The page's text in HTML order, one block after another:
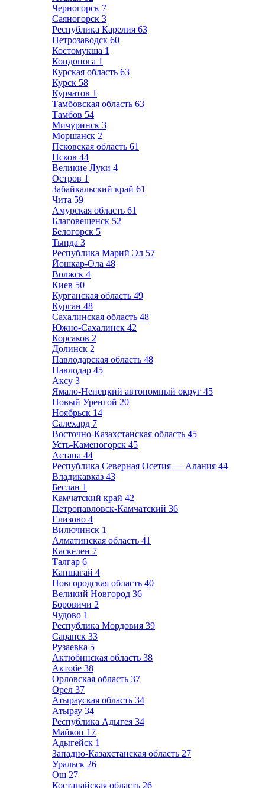
Черногорск 7
Саяногорск 3
Республика Карелия 63
Петрозаводск 60
Костомукша 1
Кондопога 1
Курская область 63
Курск 58
Курчатов 1
Тамбовская область 63
Тамбов 54
Мичуринск 3
Моршанск 2
Псковская область 61
Псков 44
Великие Луки 4
Остров 1
Забайкальский край 61
Чита 59
Амурская область 61
Благовещенск 52
Белогорск 5
Тында 3
Республика Марий Эл 57
Йошкар-Ола 48
Волжск 4
Киев 50
Курганская область 49
Курган 48
Сахалинская область 48
Южно-Сахалинск 42
Корсаков 2
Долинск 2
Павлодарская область 48
Павлодар 45
Аксу 3
Ямало-Ненецкий автономный округ 45
Новый Уренгой 20
Ноябрьск 14
Салехард 7
Восточно-Казахстанская область 45
Усть-Каменогорск 45
Астана 44
Республика Северная Осетия — Алания 44
Владикавказ 43
Беслан 1
Камчатский край 42
Петропавловск-Камчатский 36
Елизово 4
Вилючинск 1
Алматинская область 41
Каскелен 7
Талгар 6
Капшагай 4
Новгородская область 40
Великий Новгород 36
Боровичи 2
Чудово 1
Республика Мордовия 39
Саранск 33
Рузаевка 5
Актюбинская область 38
Актобе 38
Орловская область 37
Орел 37
Атырауская область 34
Атырау 34
Республика Адыгея 34
Майкоп 17
Адыгейск 1
Западно-Казахстанская область 27
Уральск 26
Ош 27
Костанайская область 26